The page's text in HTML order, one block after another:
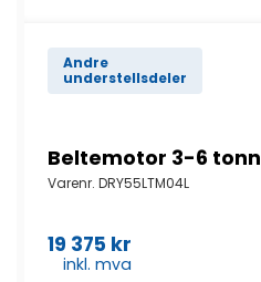
Andre
understellsdeler
Beltemotor 3-6 tonn
Varenr. DRY55LTM04L
19 375 kr
inkl. mva